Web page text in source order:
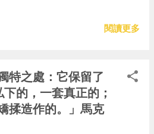
閱讀更多
特之處：它保留了
的，一套真正的；
揉造作的。」馬克